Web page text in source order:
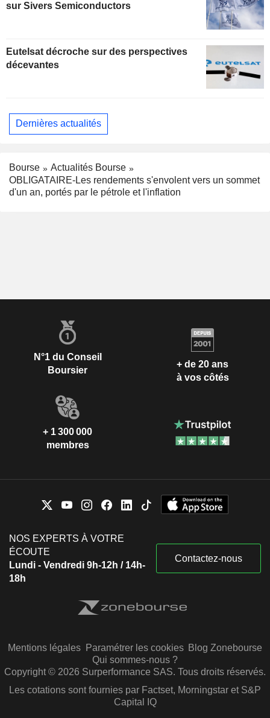
sur Sivers Semiconductors
Eutelsat décroche sur des perspectives
décevantes
Dernières actualités
Bourse
Actualités Bourse
OBLIGATAIRE-Les rendements s'envolent vers un sommet
d'un an, portés par le pétrole et l'inflation
N°1 du Conseil
Boursier
+ de 20 ans
à vos côtés
+ 1 300 000
membres
NOS EXPERTS À VOTRE
ÉCOUTE
Lundi - Vendredi 9h-12h / 14h-
18h
Contactez-nous
Mentions légales Paramétrer les cookies Blog Zonebourse
Qui sommes-nous ?
Copyright © 2026 Surperformance SAS. Tous droits réservés.
Les cotations sont fournies par Factset, Morningstar et S&P
Capital IQ